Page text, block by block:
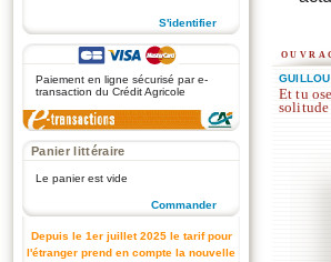
S'identifier
Paiement en ligne sécurisé par e-
transaction du Crédit Agricole
Panier littéraire
Le panier est vide
Commander
Depuis le 1er juillet 2025 le tarif pour
l'étranger prend en compte la nouvelle
Et tu
solitude